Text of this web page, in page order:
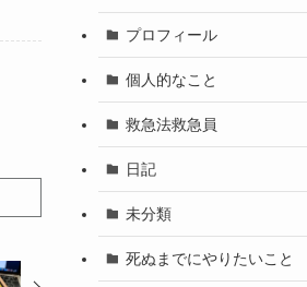
プロフィール
個人的なこと
救急法救急員
日記
未分類
死ぬまでにやりたいこと